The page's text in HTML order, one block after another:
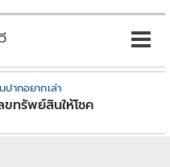
ปากอยากเล่า
ขทรัพย์สินให้โชค